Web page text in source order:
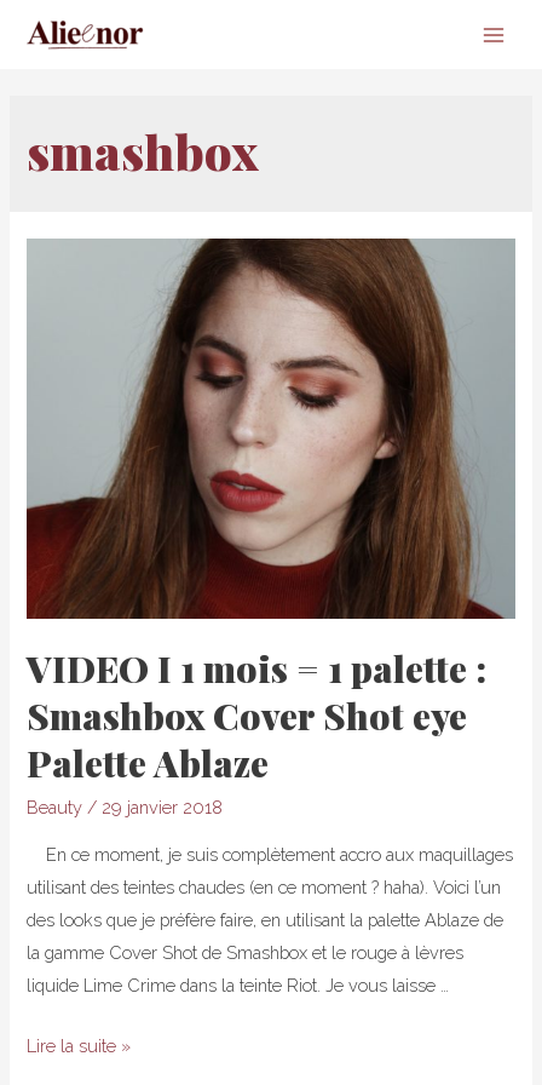
smashbox
VIDEO I 1 mois = 1 palette :
Smashbox Cover Shot eye
Palette Ablaze
Beauty / 29 janvier 2018
En ce moment, je suis complètement accro aux maquillages
utilisant des teintes chaudes (en ce moment ? haha). Voici l’un
des looks que je préfère faire, en utilisant la palette Ablaze de
la gamme Cover Shot de Smashbox et le rouge à lèvres
liquide Lime Crime dans la teinte Riot. Je vous laisse …
VIDEO
Lire la suite »